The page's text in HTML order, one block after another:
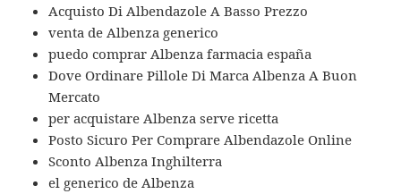
Acquisto Di Albendazole A Basso Prezzo
venta de Albenza generico
puedo comprar Albenza farmacia españa
Dove Ordinare Pillole Di Marca Albenza A Buon
Mercato
per acquistare Albenza serve ricetta
Posto Sicuro Per Comprare Albendazole Online
Sconto Albenza Inghilterra
el generico de Albenza